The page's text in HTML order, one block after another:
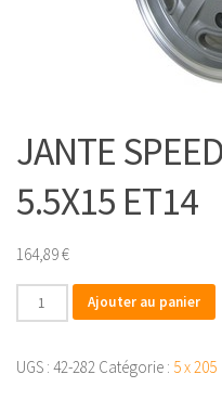
JANTE
5.5X15 ET14
164,89€
quantité
de
SPEEDMASTER
Ajouter au panier
UGS : 42-282 Catégorie : 5 x 205